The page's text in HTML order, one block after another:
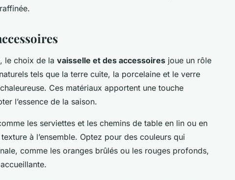
le choix de la vaisselle et des accessoires joue un rôle
tels que la terre cuite, la porcelaine et le verre
Ces matériaux apportent une touche
l’essence de la saison.
les serviettes et les chemins de table en lin ou en
à l’ensemble. Optez pour des couleurs qui
comme les oranges brûlés ou les rouges profonds,